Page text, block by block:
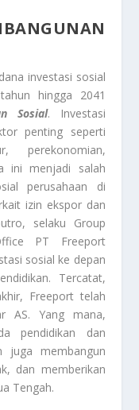
investasi sosial
hingga 2041
Sosial. Investasi
penting seperti
perekonomian,
ini menjadi salah
perusahaan di
izin ekspor dan
selaku Group
PT Freeport
sosial ke depan
Tercatat,
Freeport telah
AS. Yang mana,
pendidikan dan
juga membangun
dan memberikan
Tengah.